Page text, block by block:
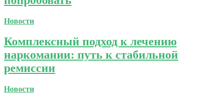
Новости
Комплексный подход к лечению
наркомании: путь к стабильной
ремиссии
Новости